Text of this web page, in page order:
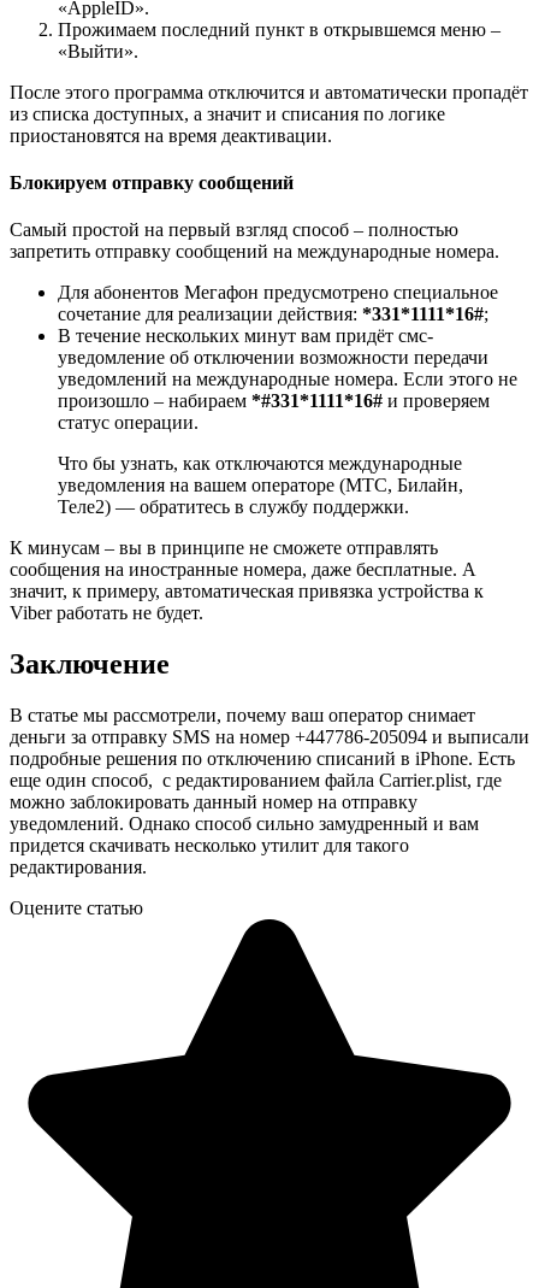
«AppleID».
Прожимаем последний пункт в открывшемся меню –
«Выйти».
После этого программа отключится и автоматически пропадёт
из списка доступных, а значит и списания по логике
приостановятся на время деактивации.
Блокируем отправку сообщений
Самый простой на первый взгляд способ – полностью
запретить отправку сообщений на международные номера.
Для абонентов Мегафон предусмотрено специальное
сочетание для реализации действия: *331*1111*16#;
В течение нескольких минут вам придёт смс-
уведомление об отключении возможности передачи
уведомлений на международные номера. Если этого не
произошло – набираем *#331*1111*16# и проверяем
статус операции.
Что бы узнать, как отключаются международные
уведомления на вашем операторе (МТС, Билайн,
Теле2) — обратитесь в службу поддержки.
К минусам – вы в принципе не сможете отправлять
сообщения на иностранные номера, даже бесплатные. А
значит, к примеру, автоматическая привязка устройства к
Viber работать не будет.
Заключение
В статье мы рассмотрели, почему ваш оператор снимает
деньги за отправку SMS на номер +447786-205094 и выписали
подробные решения по отключению списаний в iPhone. Есть
еще один способ, с редактированием файла Carrier.plist, где
можно заблокировать данный номер на отправку
уведомлений. Однако способ сильно замудренный и вам
придется скачивать несколько утилит для такого
редактирования.
Оцените статью